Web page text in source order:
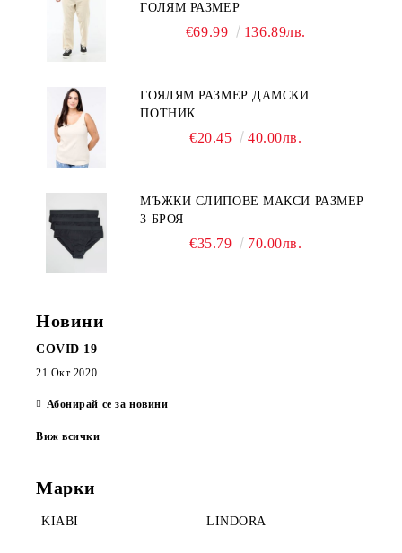
ГОЛЯМ РАЗМЕР
€69.99 136.89лв.
ГОЯЛЯМ РАЗМЕР ДАМСКИ
ПОТНИК
€20.45 40.00лв.
МЪЖКИ СЛИПОВЕ МАКСИ РАЗМЕР
3 БРОЯ
€35.79 70.00лв.
Новини
COVID 19
21 Окт 2020
Абонирай се за новини
Виж всички
Марки
KIABI LINDORA